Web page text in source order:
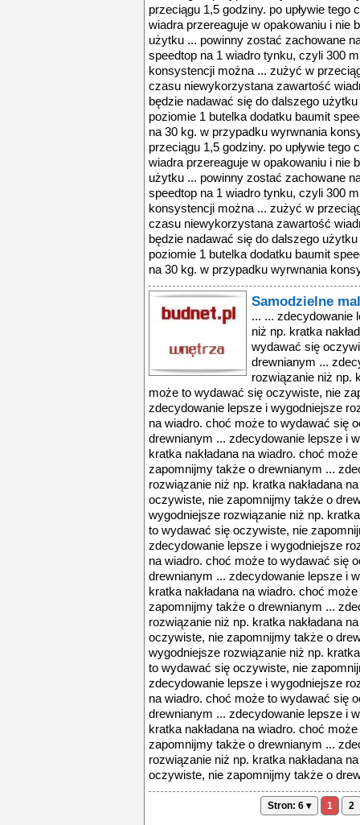
przeciągu 1,5 godziny. po upływie
wiadra przereaguje w opakowaniu i nie
użytku ... powinny zostać zachowane
speedtop na 1 wiadro tynku, czyli 300
konsystencji można ... zużyć w
czasu niewykorzystana zawartość
będzie nadawać się do dalszego
poziomie 1 butelka dodatku baumit
na 30 kg. w przypadku wyrwnania
przeciągu 1,5 godziny. po upływie
wiadra przereaguje w opakowaniu i nie
użytku ... powinny zostać zachowane
speedtop na 1 wiadro tynku, czyli 300
konsystencji można ... zużyć w
czasu niewykorzystana zawartość
będzie nadawać się do dalszego
poziomie 1 butelka dodatku baumit
na 30 kg. w przypadku wyrwnania
Samodzielne
... ... zdecydowanie
niż np. kratka
wydawać się
drewnianym ...
rozwiązanie niż np.
może to wydawać się oczywiste, nie
zdecydowanie lepsze i wygodniejsze
na wiadro. choć może to wydawać się
drewnianym ... zdecydowanie lepsze i
kratka nakładana na wiadro. choć
zapomnijmy także o drewnianym ...
rozwiązanie niż np. kratka nakładana
oczywiste, nie zapomnijmy także o
wygodniejsze rozwiązanie niż np.
to wydawać się oczywiste, nie
zdecydowanie lepsze i wygodniejsze
na wiadro. choć może to wydawać się
drewnianym ... zdecydowanie lepsze i
kratka nakładana na wiadro. choć
zapomnijmy także o drewnianym ...
rozwiązanie niż np. kratka nakładana
oczywiste, nie zapomnijmy także o
wygodniejsze rozwiązanie niż np.
to wydawać się oczywiste, nie
zdecydowanie lepsze i wygodniejsze
na wiadro. choć może to wydawać się
drewnianym ... zdecydowanie lepsze i
kratka nakładana na wiadro. choć
zapomnijmy także o drewnianym ...
rozwiązanie niż np. kratka nakładana
oczywiste, nie zapomnijmy także o
Stron: 6 ▾ 1 2